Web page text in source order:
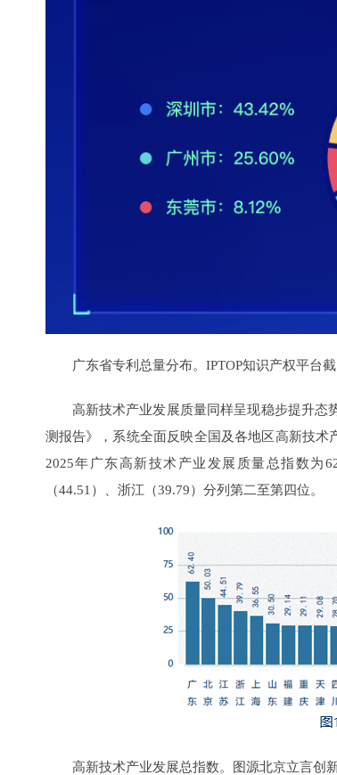
广东省专利总量分布。IPTOP知识产权平台截
高新技术产业发展质量同样呈现稳步提升态
测报告》，系统全面反映全国及各地区高新技术
2025年广东高新技术产业发展质量总指数为
（44.51）、浙江（39.79）分列第二至第四位。
高新技术产业发展总指数。图源北京立言创